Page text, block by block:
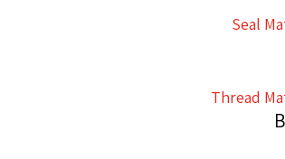
Seal
Thread